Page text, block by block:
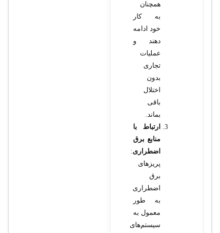
همچنان
به کار
خود ادامه
دهند و
عملیات
تجاری
بدون
اختلال
باقی
بماند.
ارتباط با
منابع برق
اضطراری:
پریزهای
برق
اضطراری
به طور
معمول به
سیستم‌های